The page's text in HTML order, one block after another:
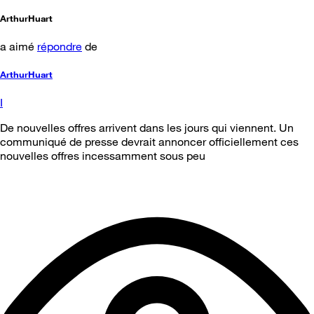
ArthurHuart
a aimé répondre de
ArthurHuart
I
De nouvelles offres arrivent dans les jours qui viennent. Un
communiqué de presse devrait annoncer officiellement ces
nouvelles offres incessamment sous peu